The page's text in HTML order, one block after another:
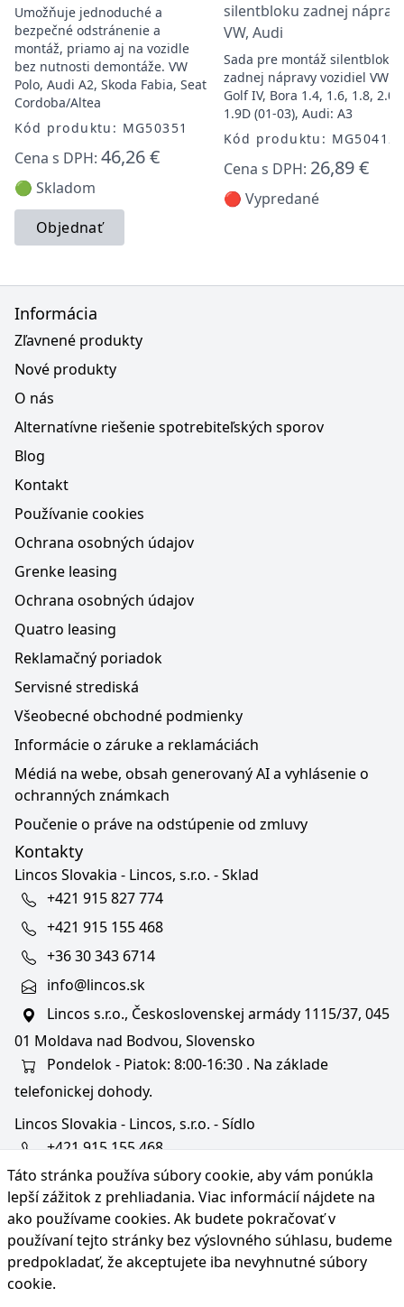
Umožňuje jednoduché a
bezpečné odstránenie a
montáž, priamo aj na vozidle
bez nutnosti demontáže. VW
Polo, Audi A2, Skoda Fabia, Seat
Cordoba/Altea
Kód produktu: MG50351
Cena s DPH: 46,26 €
🟢 Skladom
Objednať
silentbloku zadnej
VW, Audi
Sada pre montáž silentbloku
zadnej nápravy vozidiel VW:
Golf IV, Bora 1.4, 1.6, 1.8, 2.0,
1.9D (01-03), Audi: A3
Kód produktu: MG50412
Cena s DPH: 26,89 €
🔴 Vypredané
Táto stránka používa súbory cookie, aby vám ponúkla
lepší zážitok z prehliadania. Viac informácií nájdete na
ako používame cookies. Ak budete pokračovať v
používaní tejto stránky bez výslovného súhlasu, budeme
predpokladať, že akceptujete iba nevyhnutné súbory
cookie.
Informácia
Zľavnené produkty
Nové produkty
O nás
Alternatívne riešenie spotrebiteľských sporov
Blog
Kontakt
Používanie cookies
Ochrana osobných údajov
Grenke leasing
Ochrana osobných údajov
Quatro leasing
Reklamačný poriadok
Servisné strediská
Všeobecné obchodné podmienky
Informácie o záruke a reklamáciách
Médiá na webe, obsah generovaný AI a vyhlásenie o
ochranných známkach
Poučenie o práve na odstúpenie od zmluvy
Kontakty
Lincos Slovakia - Lincos, s.r.o. - Sklad
+421 915 827 774
+421 915 155 468
+36 30 343 6714
info@lincos.sk
Lincos s.r.o., Československej armády 1115/37, 045
01 Moldava nad Bodvou, Slovensko
Pondelok - Piatok: 8:00-16:30 . Na základe
telefonickej dohody.
Lincos Slovakia - Lincos, s.r.o. - Sídlo
+421 915 155 468
+36/30 343 6714
bratislava@lincos.sk
Lincos s.r.o., Rustaveliho 4, 831 06 Bratislava - m. č.
Rača, Slovensko
Iba sídlo firmy